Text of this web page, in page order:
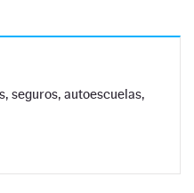
seguros, autoescuelas,